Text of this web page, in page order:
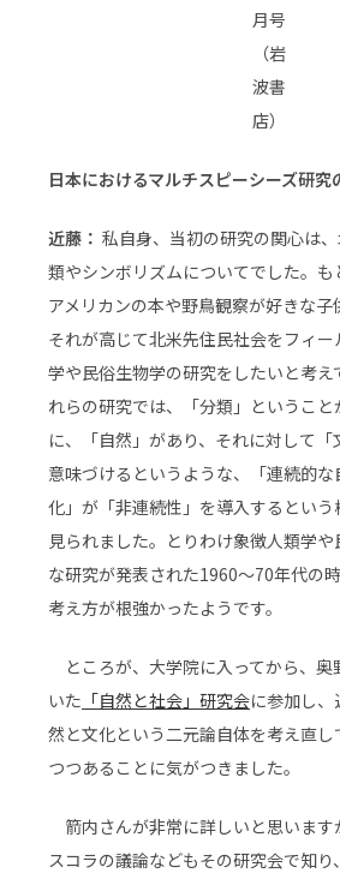
月号
（岩
波書
店）
日本におけるマルチスピーシーズ研究
近藤： 私自身、当初の研究の関心は
類やシンボリズムについてでした。も
アメリカンの本や野鳥観察が好きな子
それが高じて北米先住民社会をフィ
学や民俗生物学の研究をしたいと考え
れらの研究では、「分類」ということ
に、「自然」があり、それに対して「
意味づけるというような、「連続的
化」が「非連続性」を導入するという
見られました。とりわけ象徴人類学
な研究が発表された1960〜70年代の
考え方が根強かったようです。
ところが、大学院に入ってから、奥
いた 「自然と社会」研究会に参加し
然と文化という二元論自体を考え直し
つつあることに気がつきました。
箭内さんが非常に詳しいと思います
スコラの議論などもその研究会で知